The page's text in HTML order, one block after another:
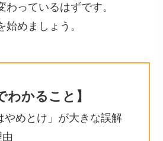
わっているはずです。
始めましょう。
わかること】
やめとけ」が大きな誤解